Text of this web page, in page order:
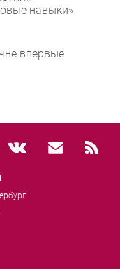
навыки»
впервые